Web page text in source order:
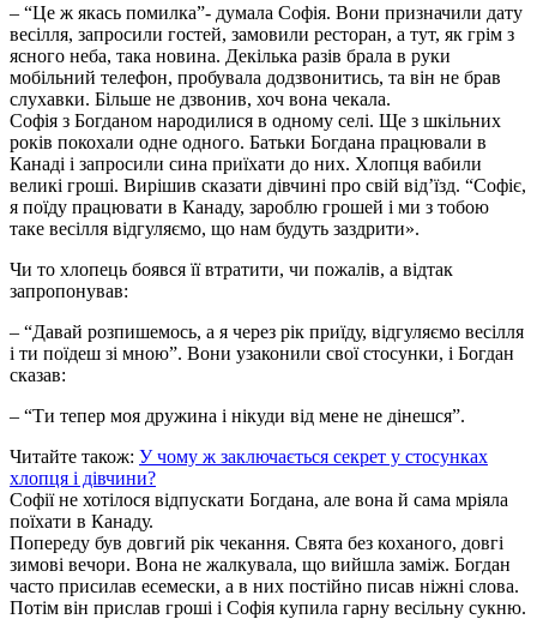
– “Це ж якась помилка”- думала Софія. Вони призначили дату
весілля, запросили гостей, замовили ресторан, а тут, як грім з
ясного неба, така новина. Декілька разів брала в руки
мобільний телефон, пробувала додзвонитись, та він не брав
слухавки. Більше не дзвонив, хоч вона чекала.
Софія з Богданом народилися в одному селі. Ще з шкільних
років покохали одне одного. Батьки Богдана працювали в
Канаді і запросили сина приїхати до них. Хлопця вабили
великі гроші. Вирішив сказати дівчині про свій від’їзд. “Софіє,
я поїду працювати в Канаду, зароблю грошей і ми з тобою
таке весілля відгуляємо, що нам будуть заздрити».
Чи то хлопець боявся її втратити, чи пожалів, а відтак
запропонував:
– “Давай розпишемось, а я через рік приїду, відгуляємо весілля
і ти поїдеш зі мною”. Вони узаконили свої стосунки, і Богдан
сказав:
– “Ти тепер моя дружина і нікуди від мене не дінешся”.
Читайте також: У чому ж заключається секрет у стосунках
хлопця і дівчини?
Софії не хотілося відпускати Богдана, але вона й сама мріяла
поїхати в Канаду.
Попереду був довгий рік чекання. Свята без коханого, довгі
зимові вечори. Вона не жалкувала, що вийшла заміж. Богдан
часто присилав есемески, а в них постійно писав ніжні слова.
Потім він прислав гроші і Софія купила гарну весільну сукню.